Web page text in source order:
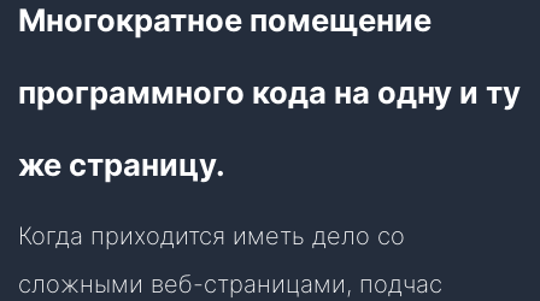
Многократное помещение
программного кода на одну и ту
же страницу.
Когда приходится иметь дело со
сложными веб-страницами, подчас